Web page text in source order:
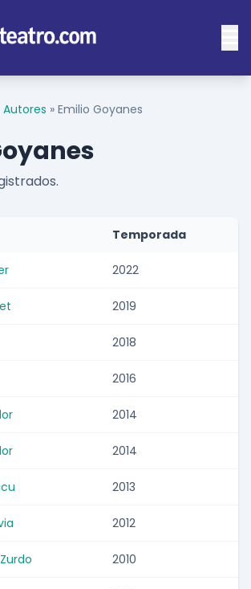
Autores » Emilio Goyanes
Temporada
2022
2019
2018
2016
2014
2014
2013
2012
2010